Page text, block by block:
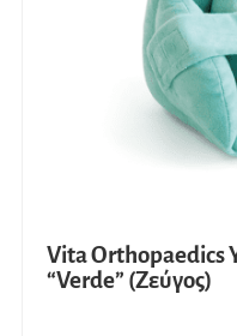
Vita Orthopaedics
“Verde” (Ζεύγος)